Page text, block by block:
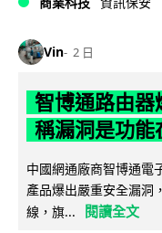
Vin 2 日
智博通路由器
稱漏洞是功能
中國網通廠商智博通
產品爆出嚴重安全漏洞
線，旗...
閱讀全文